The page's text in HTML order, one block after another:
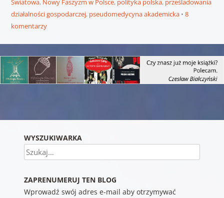
Światowa, Nowy Faszyzm w Polsce, polityka polska, prześladowania
działalności gospodarczej, pseudomedycyna akademicka
8
komentarzy
WYSZUKIWARKA
Szukaj
ZAPRENUMERUJ TEN BLOG
Wprowadź swój adres e-mail aby otrzymywać